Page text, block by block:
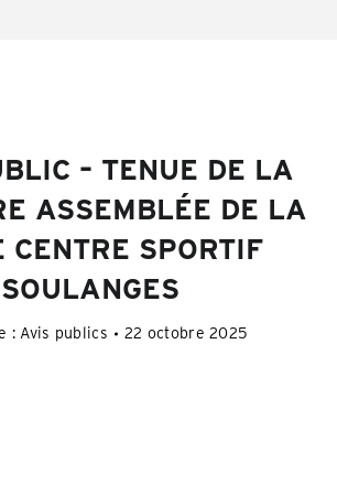
– TENUE DE LA
ASSEMBLÉE DE LA
CENTRE SPORTIF
SOULANGES
: Avis publics 22 octobre 2025